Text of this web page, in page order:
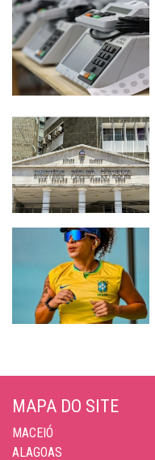
MAPA DO SITE
MACEIÓ
ALAGOAS